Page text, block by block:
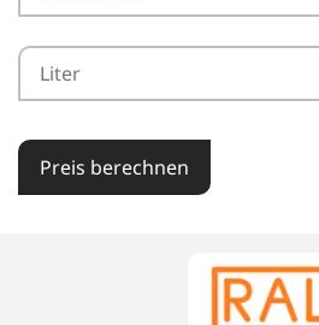
Preis berechnen